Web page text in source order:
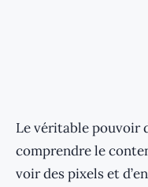
Le véritable pouvoir
comprendre le
voir des pixels et